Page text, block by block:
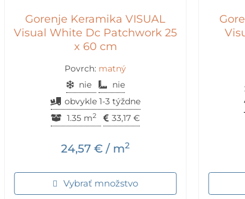
Gorenje Keramika VISUAL
Visual White Dc Patchwork 25
x 60 cm
Povrch: matný
nie
nie
obvykle 1-3 týždne
1.35 m2 33,17 €
24,57 € / m2
Vybrať množstvo